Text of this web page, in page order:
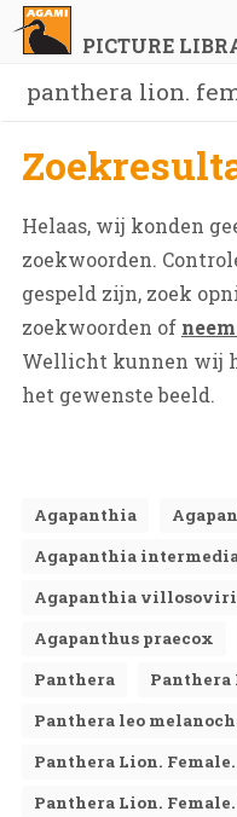
PICTURE
Helaas, wij konden
zoekwoorden.
gespeld zijn, zoek
zoekwoorden of
Wellicht kunnen wij
het gewenste beeld.
Agapanthia
Agapanthia
Agapanthia
Agapanthus praecox
Panthera
Panthera
Panthera leo
Panthera Lion. Female.
Panthera Lion. Female.